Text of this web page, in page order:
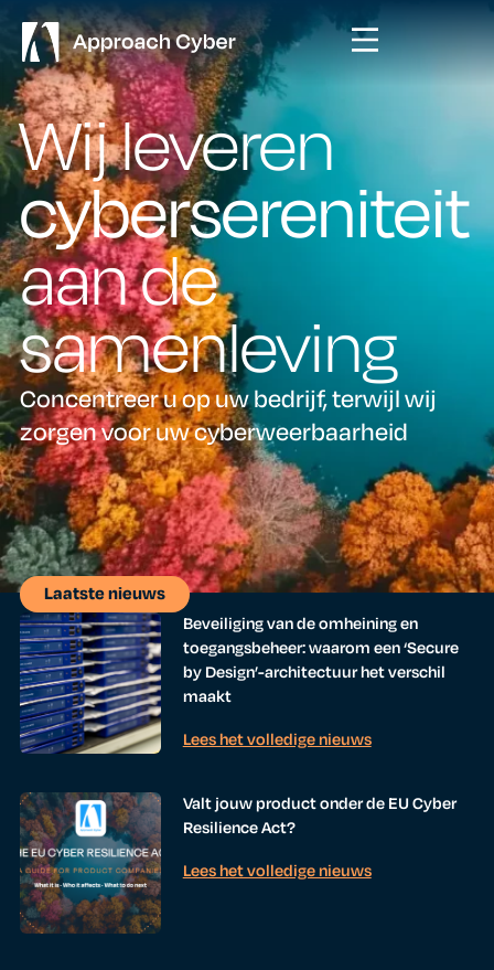
Wij leveren
cybersereniteit
aan de
samenleving
Concentreer u op uw bedrijf, terwijl wij
zorgen voor uw cyberweerbaarheid
Laatste nieuws
Beveiliging van de omheining en
toegangsbeheer: waarom een ‘Secure
by Design’-architectuur het verschil
maakt
Lees het volledige nieuws
Valt jouw product onder de EU Cyber
Resilience Act?
Lees het volledige nieuws